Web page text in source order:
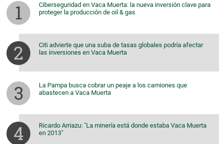
Ciberseguridad en Vaca Muerta: la nueva inversión clave para
proteger la producción de oil & gas
Citi advierte que una suba de tasas globales podría afectar
las inversiones en Vaca Muerta
La Pampa busca cobrar un peaje a los camiones que
abastecen a Vaca Muerta
Ricardo Arriazu: "La minería está donde estaba Vaca Muerta
en 2013"